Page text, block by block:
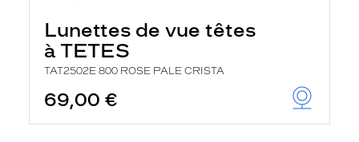
Lunettes de vue têtes
à TETES
TAT2502E 800 ROSE PALE CRISTA
69,00 €